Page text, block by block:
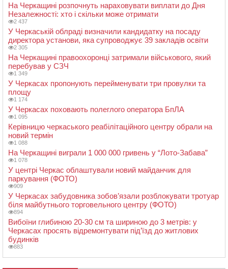
На Черкащині розпочнуть нараховувати виплати до Дня
Незалежності: хто і скільки може отримати
2 437
У Черкаській облраді визначили кандидатку на посаду
директора установи, яка супроводжує 39 закладів освіти
2 305
На Черкащині правоохоронці затримали військового, який
перебував у СЗЧ
1 349
У Черкасах пропонують перейменувати три провулки та
площу
1 174
У Черкасах поховають полеглого оператора БпЛА
1 095
Керівницю черкаського реабілітаційного центру обрали на
новий термін
1 088
На Черкащині виграли 1 000 000 гривень у “Лото-Забава”
1 078
У центрі Черкас облаштували новий майданчик для
паркування (ФОТО)
909
У Черкасах забудовника зобов’язали розблокувати тротуар
біля майбутнього торговельного центру (ФОТО)
894
Вибоїни глибиною 20-30 см та шириною до 3 метрів: у
Черкасах просять відремонтувати під’їзд до житлових
будинків
883